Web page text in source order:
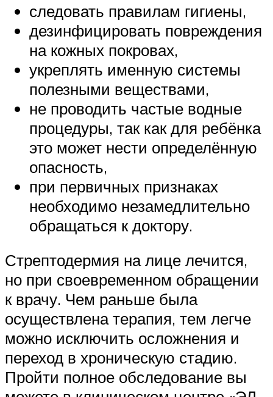
следовать правилам гигиены,
дезинфицировать повреждения
на кожных покровах,
укреплять именную системы
полезными веществами,
не проводить частые водные
процедуры, так как для ребёнка
это может нести определённую
опасность,
при первичных признаках
необходимо незамедлительно
обращаться к доктору.
Стрептодермия на лице лечится,
но при своевременном обращении
к врачу. Чем раньше была
осуществлена терапия, тем легче
можно исключить осложнения и
переход в хроническую стадию.
Пройти полное обследование вы